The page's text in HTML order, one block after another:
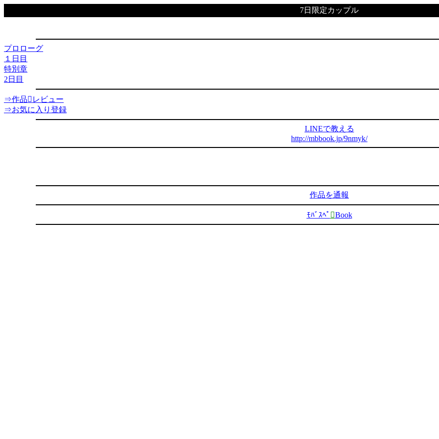
7日限定カップル
プロローグ
１日目
特別章
2日目
⇒作品レビュー
⇒お気に入り登録
LINEで教える
http://mbbook.jp/9nmyk/
作品を通報
ﾓﾊﾞｽﾍﾟ Book